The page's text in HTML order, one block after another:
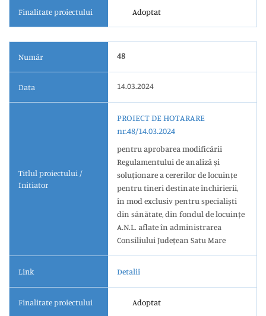
Finalitate proiectului Adoptat
Număr 48
Data 14.03.2024
Titlul proiectului /
Initiator
PROIECT DE HOTARARE
nr.48/14.03.2024
pentru aprobarea modificării
Regulamentului de analiză și
soluționare a cererilor de locuințe
pentru tineri destinate închirierii,
în mod exclusiv pentru specialiști
din sănătate, din fondul de locuințe
A.N.L. aflate în administrarea
Consiliului Județean Satu Mare
Link Detalii
Finalitate proiectului Adoptat